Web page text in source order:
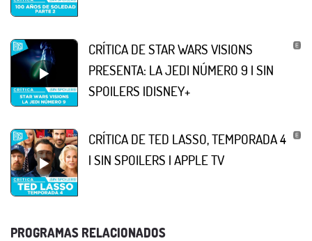
CRÍTICA DE STAR WARS VISIONS
PRESENTA: LA JEDI NÚMERO 9 | SIN
SPOILERS |DISNEY+
CRÍTICA DE TED LASSO, TEMPORADA 4
| SIN SPOILERS | APPLE TV
PROGRAMAS RELACIONADOS